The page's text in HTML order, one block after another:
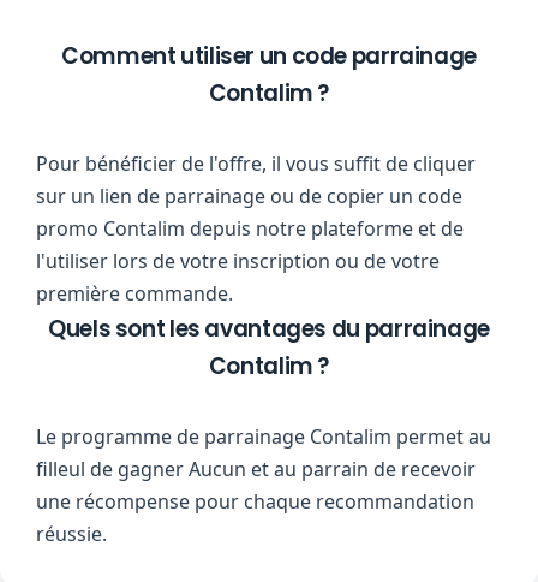
Comment utiliser un code parrainage
Contalim ?
Pour bénéficier de l'offre, il vous suffit de cliquer
sur un lien de parrainage ou de copier un code
promo Contalim depuis notre plateforme et de
l'utiliser lors de votre inscription ou de votre
première commande.
Quels sont les avantages du parrainage
Contalim ?
Le programme de parrainage Contalim permet au
filleul de gagner Aucun et au parrain de recevoir
une récompense pour chaque recommandation
réussie.